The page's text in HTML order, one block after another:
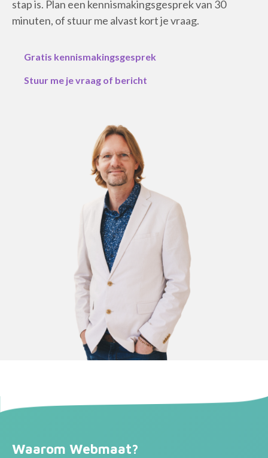
stap is. Plan een kennismakingsgesprek van 30
minuten, of stuur me alvast kort je vraag.
Gratis kennismakingsgesprek
Stuur me je vraag of bericht
Waarom Webmaat?